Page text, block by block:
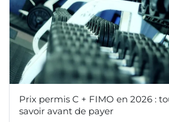
Prix permis C + FIMO en 2026 :
savoir avant de payer